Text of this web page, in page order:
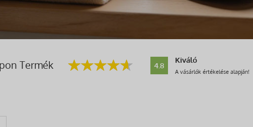
Termék 4.8
Kiváló
A vásárlók értékelése alapján!